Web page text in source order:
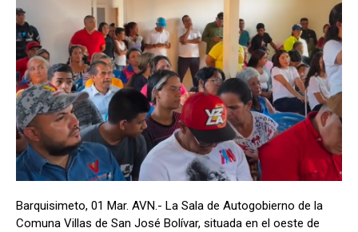
Barquisimeto, 01 Mar. AVN.- La Sala de Autogobierno de la
Comuna Villas de San José Bolívar, situada en el oeste de